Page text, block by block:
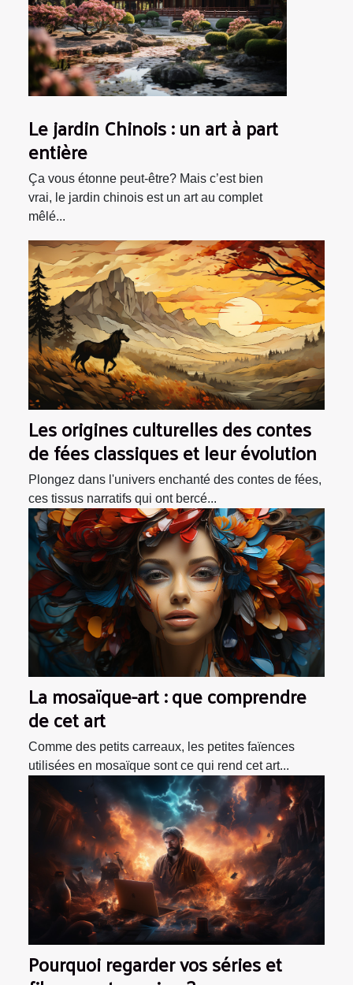
Les origines culturelles des contes
de fées classiques et leur évolution
Plongez dans l'univers enchanté des contes de fées,
ces tissus narratifs qui ont bercé...
La mosaïque-art : que comprendre
de cet art
Comme des petits carreaux, les petites faïences
utilisées en mosaïque sont ce qui rend cet art...
Pourquoi regarder vos séries et
Le jardin Chinois : un art à part
entière
Ça vous étonne peut-être? Mais c’est bien
vrai, le jardin chinois est un art au complet
mêlé...